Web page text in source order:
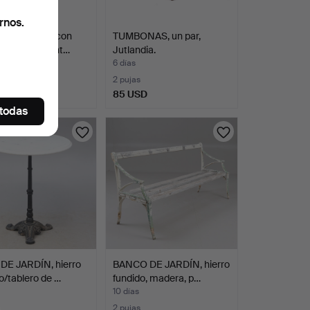
DE JARDÍN, con
extensible int…
TUMBONAS, un par,
Jutlandia.
6 días
2 pujas
85 USD
JARDÍN, hierro
tablero de …
BANCO DE JARDÍN, hierro
fundido, madera, p…
10 días